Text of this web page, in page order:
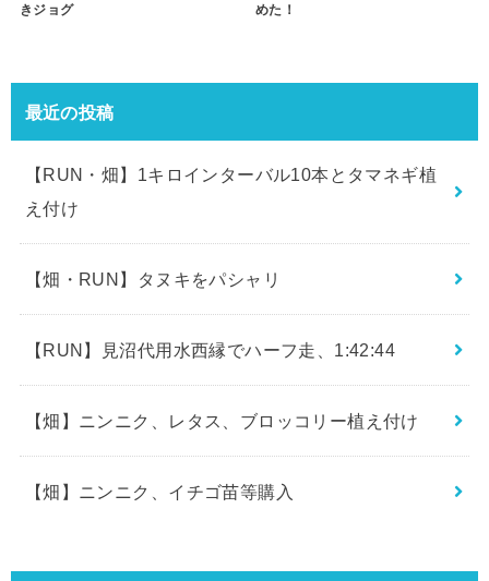
きジョグ
めた！
最近の投稿
【RUN・畑】1キロインターバル10本とタマネギ植
え付け
【畑・RUN】タヌキをパシャリ
【RUN】見沼代用水西縁でハーフ走、1:42:44
【畑】ニンニク、レタス、ブロッコリー植え付け
【畑】ニンニク、イチゴ苗等購入